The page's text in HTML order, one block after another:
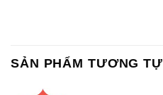
SẢN PHẨM TƯƠNG TỰ